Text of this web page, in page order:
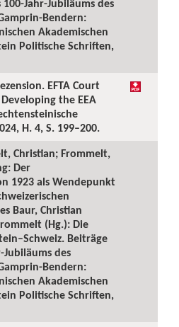
Jahr-Jubiläums des
Bendern:
Akademischen
Politische Schriften,
EFTA Court
Developing the EEA
H. 4, S. 199–200.
Christian; Frommelt,
Der
1923 als Wendepunkt
Baur, Christian
(Hg.): Die
Beiträge
Jubiläums des
Bendern:
Akademischen
Politische Schriften,